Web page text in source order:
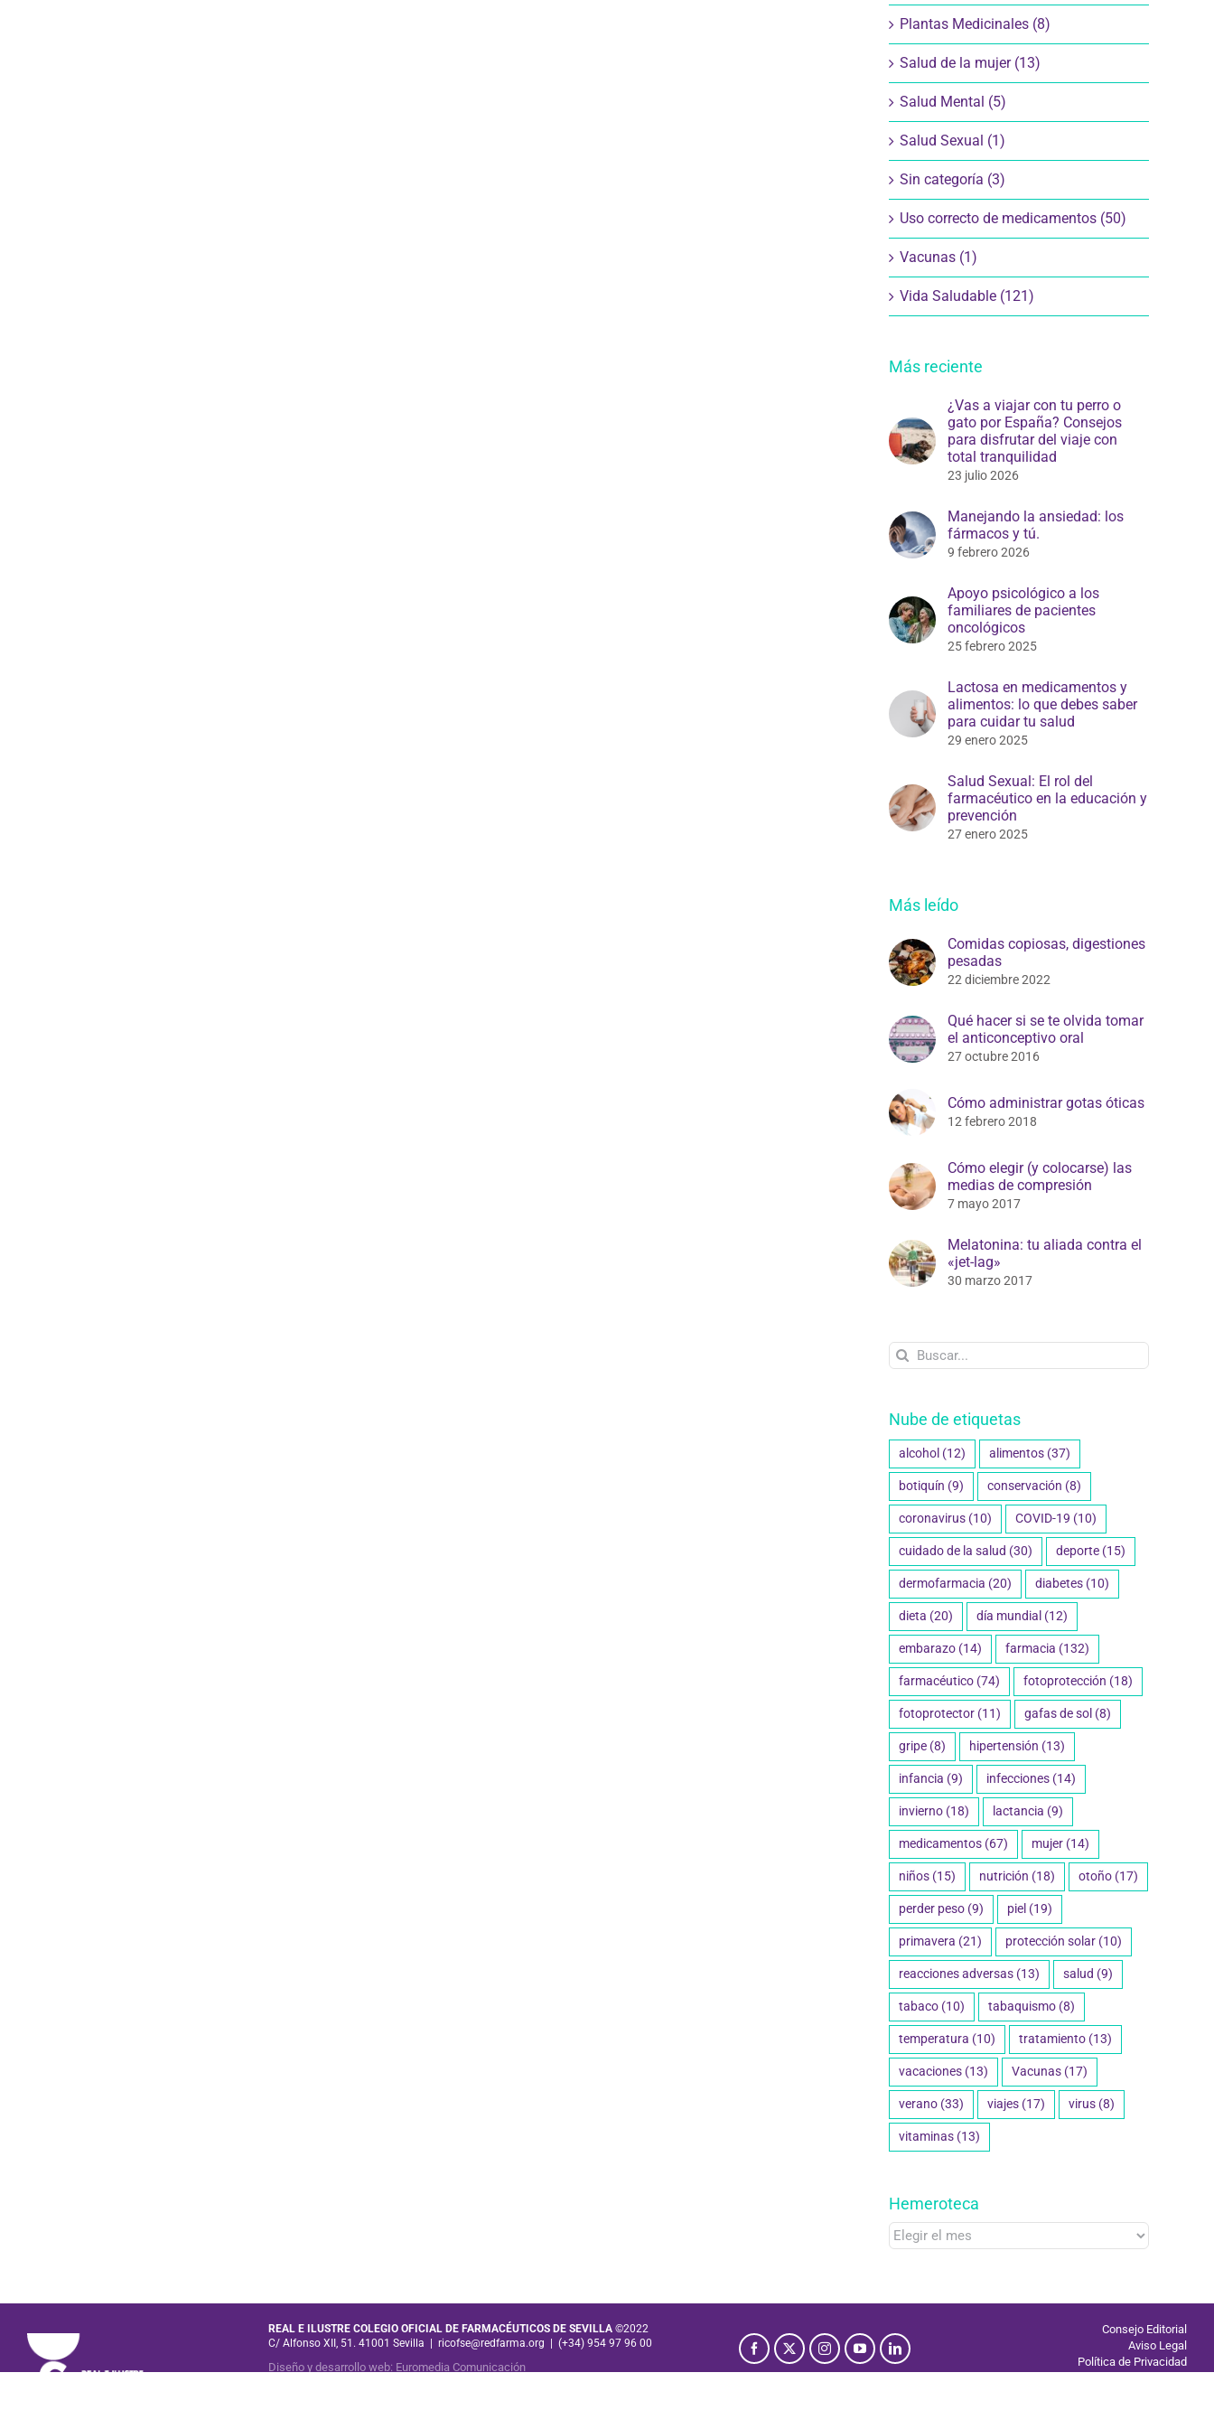
Plantas Medicinales (8)
Salud de la mujer (13)
Salud Mental (5)
Salud Sexual (1)
Sin categoría (3)
Uso correcto de medicamentos (50)
Vacunas (1)
Vida Saludable (121)
Más reciente
¿Vas a viajar con tu perro o
gato por España? Consejos
para disfrutar del viaje con
total tranquilidad
23 julio 2026
Manejando la ansiedad: los
fármacos y tú.
9 febrero 2026
Apoyo psicológico a los
familiares de pacientes
oncológicos
25 febrero 2025
Lactosa en medicamentos y
alimentos: lo que debes saber
para cuidar tu salud
29 enero 2025
Salud Sexual: El rol del
farmacéutico en la educación y
prevención
27 enero 2025
Más leído
Comidas copiosas, digestiones
pesadas
22 diciembre 2022
Qué hacer si se te olvida tomar
el anticonceptivo oral
27 octubre 2016
Cómo administrar gotas óticas
12 febrero 2018
Cómo elegir (y colocarse) las
medias de compresión
7 mayo 2017
Melatonina: tu aliada contra el
«jet-lag»
30 marzo 2017
Buscar:
Nube de etiquetas
alcohol (12) alimentos (37)
botiquín (9) conservación (8)
coronavirus (10) COVID-19 (10)
cuidado de la salud (30) deporte (15)
dermofarmacia (20) diabetes (10)
dieta (20) día mundial (12)
embarazo (14) farmacia (132)
farmacéutico (74) fotoprotección (18)
fotoprotector (11) gafas de sol (8)
gripe (8) hipertensión (13)
infancia (9) infecciones (14)
invierno (18) lactancia (9)
medicamentos (67) mujer (14)
niños (15) nutrición (18) otoño (17)
perder peso (9) piel (19)
primavera (21) protección solar (10)
reacciones adversas (13) salud (9)
tabaco (10) tabaquismo (8)
temperatura (10) tratamiento (13)
vacaciones (13) Vacunas (17)
verano (33) viajes (17) virus (8)
vitaminas (13)
Hemeroteca
Hemeroteca
REAL E ILUSTRE COLEGIO OFICIAL DE FARMACÉUTICOS DE SEVILLA ©2022
C/ Alfonso XII, 51. 41001 Sevilla |ricofse@redfarma.org |(+34) 954 97 96 00
Diseño y desarrollo web: Euromedia Comunicación
Consejo Editorial
Aviso Legal
Política de Privacidad